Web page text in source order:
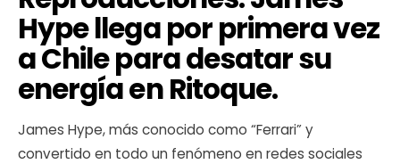
Hype llega por primera vez
a Chile para desatar su
energía en Ritoque.
James Hype, más conocido como “Ferrari” y
convertido en todo un fenómeno en redes sociales